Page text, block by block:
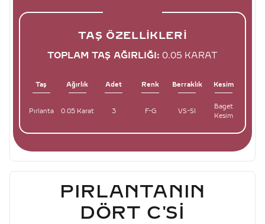
TAŞ ÖZELLIKLERI
TOPLAM TAŞ AĞIRLIĞI: 0.05 KARAT
Taş Ağırlık Adet Renk Berraklık Kesim
Pırlanta 0.05 Karat 3 F-G VS-SI
Baget
Kesim
PIRLANTANIN
DÖRT C'SI